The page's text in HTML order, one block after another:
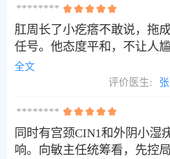
********
肛周长了小疙瘩不敢说，拖
任号。他态度平和，不让人
术后护理讲得细。兼顾清病
收费明细当场看。现在复查
全文
评价医生:
********
同时有宫颈CIN1和外阴小湿
响。向敏主任统筹看，先控